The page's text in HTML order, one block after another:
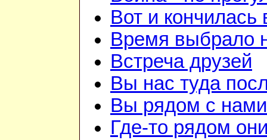
Вот и кончилась
Время выбрало
Встреча друзей
Вы нас туда
Вы рядом с нами
Где-то рядом